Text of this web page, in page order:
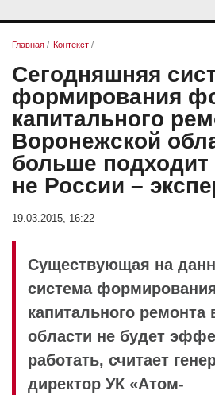
Главная / Контекст /
Сегодняшняя
формирования
капитального
Воронежской
больше подходит
не России –
19.03.2015, 16:22
Существующая на
система
капитального ремонта
области не будет
работать, считает
директор УК «Атом-